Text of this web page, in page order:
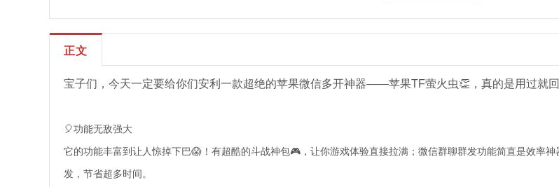
正文
宝子们，今天一定要给你们安利一款超绝的苹果微信多开神器——苹果TF萤火虫👏，真的是用过就回
🎈功能无敌强大
它的功能丰富到让人惊掉下巴😱！有超酷的斗战神包🎮，让你游戏体验直接拉满；微信群聊群发功能简直是效率
发，节省超多时间。